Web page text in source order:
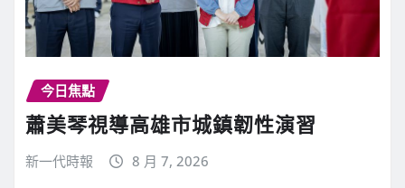
今日焦點
蕭美琴視導高雄市城鎮韌性演習
新一代時報 8 月 7, 2026